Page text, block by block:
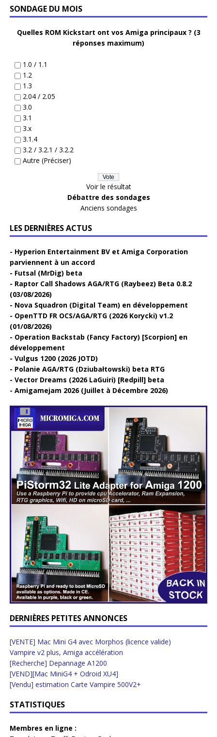
SONDAGE DU MOIS
Quelles ROM Kickstart ont vos Amiga principaux ? (3
réponses maximum)
1.0 / 1.1
1.2
1.3
2.04 / 2.05
3.0
3.1
3.x
3.1.4
3.2 / 3.2.1 / 3.2.2
Autre (Préciser)
Voir le résultat
Débattre des sondages
Anciens sondages
LES DERNIÈRES ACTUS
Hyperion Entertainment BV et Amiga Corporation
parviennent à un accord
Futsal (MrDig) beta
Raptor Call Shadows AGA/RTG (Raybeez) Beta 0.8.2
(03/08/2026)
Nova Squadron (Digital Team) en développement
OpenTTD FR OCS/AGA/RTG (2026 Korycki) v1.2
(01/08/2026)
Operation Backstab (Fancy Factory) [Scorpion] en
développement
Vulgus 1200 (2026 JOTD)
Polanie AGA/RTG (Dziubałtowski) beta RTG
Vector Dreams (2026 LaGuiri) [Redpill] beta
Amigamejam 2026 (Juillet à Décembre 2026)
DERNIÈRES PETITES ANNONCES
[VENTE] Mac Mini G4 avec Morphos (licence valide)
Vampire v2 plus, Amiga accélération
[Recherche] Depannage A1200
[VEND][Mac MiniG4 + Odroid XU4]
[Vendu] estimation Carte Vampire 500V2+
STATISTIQUES
Membres en ligne :